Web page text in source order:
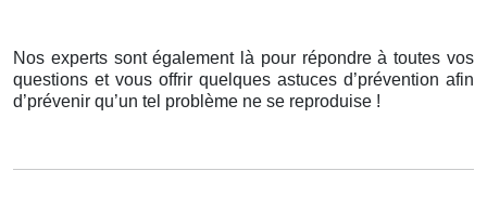
Nos experts sont également là pour répondre à toutes vos
questions et vous offrir quelques astuces d’prévention afin
d’prévenir qu’un tel problème ne se reproduise !